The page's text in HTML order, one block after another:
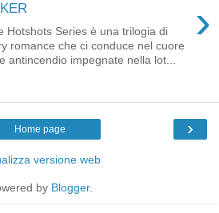
›
Hotshots Series è una trilogia di
romance che ci conduce nel cuore
antincendio impegnate nella lot...
›
Home page
versione web
by Blogger.